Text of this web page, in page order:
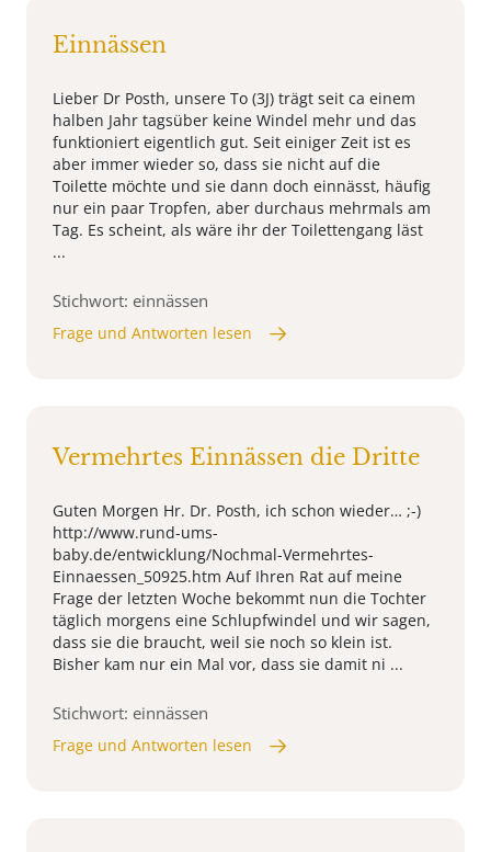
Einnässen
Lieber Dr Posth, unsere To (3J) trägt seit ca einem
halben Jahr tagsüber keine Windel mehr und das
funktioniert eigentlich gut. Seit einiger Zeit ist es
aber immer wieder so, dass sie nicht auf die
Toilette möchte und sie dann doch einnässt, häufig
nur ein paar Tropfen, aber durchaus mehrmals am
Tag. Es scheint, als wäre ihr der Toilettengang läst
...
Stichwort: einnässen
Frage und Antworten lesen
Vermehrtes Einnässen die Dritte
Guten Morgen Hr. Dr. Posth, ich schon wieder… ;-)
http://www.rund-ums-
baby.de/entwicklung/Nochmal-Vermehrtes-
Einnaessen_50925.htm Auf Ihren Rat auf meine
Frage der letzten Woche bekommt nun die Tochter
täglich morgens eine Schlupfwindel und wir sagen,
dass sie die braucht, weil sie noch so klein ist.
Bisher kam nur ein Mal vor, dass sie damit ni ...
Stichwort: einnässen
Frage und Antworten lesen